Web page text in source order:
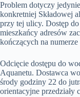
Problem dotyczy
konkretniej Składowej
przy tej ulicy. Dostęp
mieszkańcy adresów
kończących na numerze
Odcięcie dostępu do
Aquanetu. Dostawca
środy godziny 22 do
orientacyjne